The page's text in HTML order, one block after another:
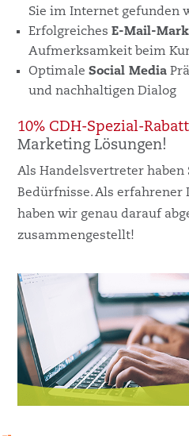
Sie im Internet gefunden
ErfolgreichesE-Mail-
Aufmerksamkeit beim
OptimaleSocial Media
und nachhaltigen Dialog
10% CDH-Spezial-Rabatt
Marketing Lösungen!
Als Handelsvertreter haben
Bedürfnisse. Als
haben wir genau darauf
zusammengestellt!